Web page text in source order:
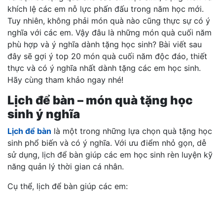
khích lệ các em nỗ lực phấn đấu trong năm học mới.
Tuy nhiên, không phải món quà nào cũng thực sự có ý
nghĩa với các em. Vậy đâu là những món quà cuối năm
phù hợp và ý nghĩa dành tặng học sinh? Bài viết sau
đây sẽ gợi ý top 20 món quà cuối năm độc đáo, thiết
thực và có ý nghĩa nhất dành tặng các em học sinh.
Hãy cùng tham khảo ngay nhé!
Lịch để bàn – món quà tặng học
sinh ý nghĩa
Lịch để bàn là một trong những lựa chọn quà tặng học
sinh phổ biến và có ý nghĩa. Với ưu điểm nhỏ gọn, dễ
sử dụng, lịch để bàn giúp các em học sinh rèn luyện kỹ
năng quản lý thời gian cá nhân.
Cụ thể, lịch để bàn giúp các em: